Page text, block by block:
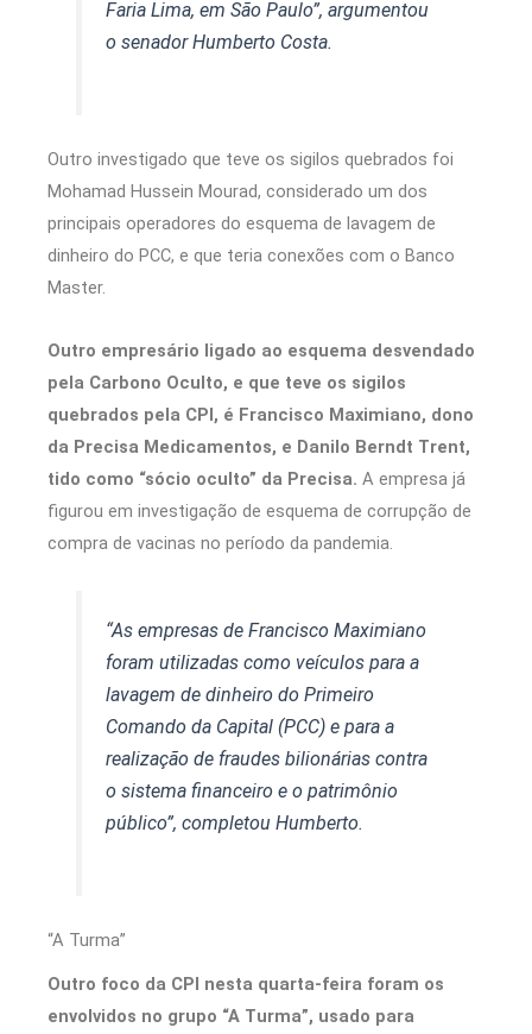
Faria Lima, em São Paulo”, argumentou
o senador Humberto Costa.
Outro investigado que teve os sigilos quebrados foi
Mohamad Hussein Mourad, considerado um dos
principais operadores do esquema de lavagem de
dinheiro do PCC, e que teria conexões com o Banco
Master.
Outro empresário ligado ao esquema desvendado
pela Carbono Oculto, e que teve os sigilos
quebrados pela CPI, é Francisco Maximiano, dono
da Precisa Medicamentos, e Danilo Berndt Trent,
tido como “sócio oculto” da Precisa. A empresa já
figurou em investigação de esquema de corrupção de
compra de vacinas no período da pandemia.
“As empresas de Francisco Maximiano
foram utilizadas como veículos para a
lavagem de dinheiro do Primeiro
Comando da Capital (PCC) e para a
realização de fraudes bilionárias contra
o sistema financeiro e o patrimônio
público”, completou Humberto.
“A Turma”
Outro foco da CPI nesta quarta-feira foram os
envolvidos no grupo “A Turma”, usado para